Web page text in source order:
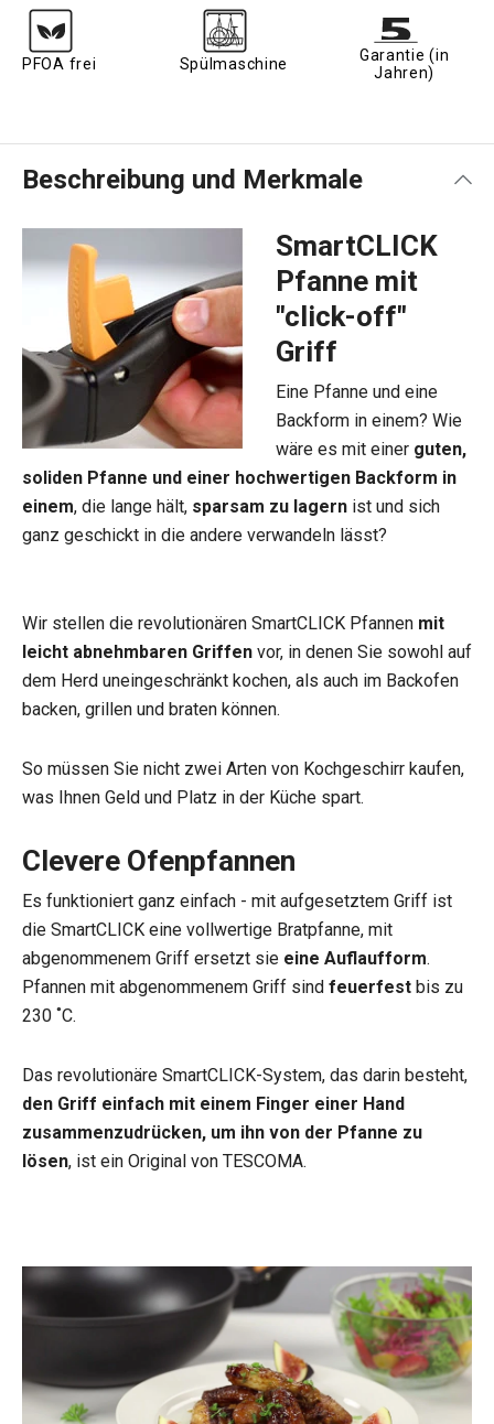
PFOA frei Spülmaschine
Garantie (in
Jahren)
Beschreibung und Merkmale
SmartCLICK
Pfanne mit
"click-off"
Griff
Eine Pfanne und eine
Backform in einem? Wie
wäre es mit einer guten,
soliden Pfanne und einer hochwertigen Backform in
einem, die lange hält, sparsam zu lagern ist und sich
ganz geschickt in die andere verwandeln lässt?
Wir stellen die revolutionären SmartCLICK Pfannen mit
leicht abnehmbaren Griffen vor, in denen Sie sowohl auf
dem Herd uneingeschränkt kochen, als auch im Backofen
backen, grillen und braten können.
So müssen Sie nicht zwei Arten von Kochgeschirr kaufen,
was Ihnen Geld und Platz in der Küche spart.
Clevere Ofenpfannen
Es funktioniert ganz einfach - mit aufgesetztem Griff ist
die SmartCLICK eine vollwertige Bratpfanne, mit
abgenommenem Griff ersetzt sie eine Auflaufform.
Pfannen mit abgenommenem Griff sind feuerfest bis zu
230 ˚C.
Das revolutionäre SmartCLICK-System, das darin besteht,
den Griff einfach mit einem Finger einer Hand
zusammenzudrücken, um ihn von der Pfanne zu
lösen, ist ein Original von TESCOMA.